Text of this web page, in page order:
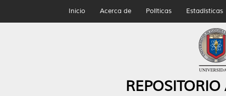
Inicio Acerca de Políticas Estadísticas